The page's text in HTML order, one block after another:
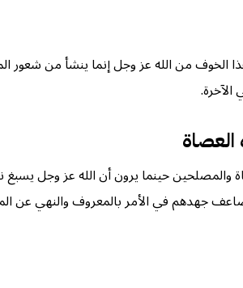
الخوف من الله عز وجل إنما ينشأ من
الآخرة.
والمصلحين حينما يرون أن الله عز وجل
جهدهم في الأمر بالمعروف والنهي عن